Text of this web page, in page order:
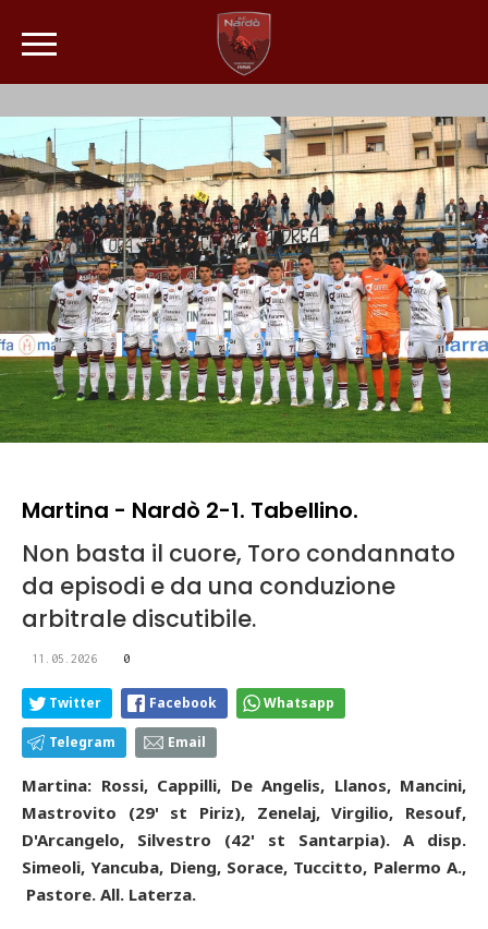
Martina - Nardò 2-1. Tabellino.
Non basta il cuore, Toro condannato
da episodi e da una conduzione
arbitrale discutibile.
11.05.2026 0
Twitter Facebook Whatsapp
Telegram Email
Martina: Rossi, Cappilli, De Angelis, Llanos, Mancini,
Mastrovito (29' st Piriz), Zenelaj, Virgilio, Resouf,
D'Arcangelo, Silvestro (42' st Santarpia). A disp.
Simeoli, Yancuba, Dieng, Sorace, Tuccitto, Palermo A.,
Pastore. All. Laterza.